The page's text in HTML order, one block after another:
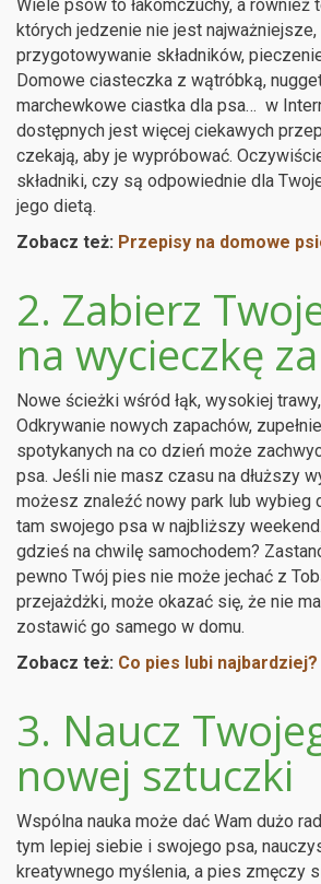
Wiele psów to łakomczuchy, a również
których jedzenie nie jest
przygotowywanie składników,
Domowe ciasteczka z wątróbką,
marchewkowe ciastka dla psa… w
dostępnych jest więcej ciekawych
czekają, aby je wypróbować.
składniki, czy są odpowiednie dla
jego dietą.
Zobacz też: Przepisy na domowe
2. Zabierz
na wycieczkę
Nowe ścieżki wśród łąk, wysokiej
Odkrywanie nowych zapachów,
spotykanych na co dzień może
psa. Jeśli nie masz czasu na dłuższy
możesz znaleźć nowy park lub wybieg
tam swojego psa w najbliższy
gdzieś na chwilę samochodem?
pewno Twój pies nie może jechać z
przejażdżki, może okazać się, że nie
zostawić go samego w domu.
Zobacz też: Co pies lubi najbardziej?
3. Naucz
nowej sztuczki
Wspólna nauka może dać Wam dużo
tym lepiej siebie i swojego psa,
kreatywnego myślenia, a pies zmęczy